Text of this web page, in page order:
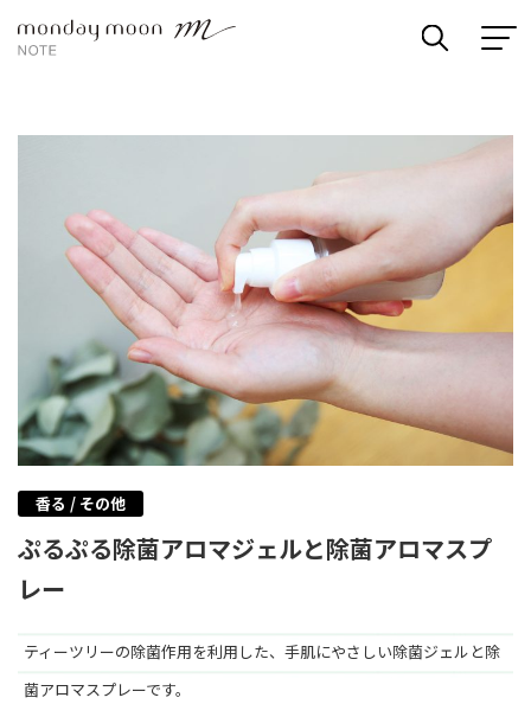
香る / その他
ぷるぷる除菌アロマジェルと除菌アロマスプ
レー
ティーツリーの除菌作用を利用した、手肌にやさしい除菌ジェルと除
菌アロマスプレーです。